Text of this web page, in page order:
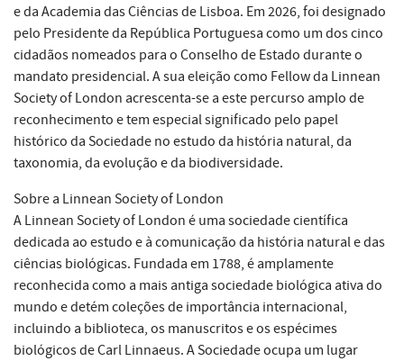
e da Academia das Ciências de Lisboa. Em 2026, foi designado
pelo Presidente da República Portuguesa como um dos cinco
cidadãos nomeados para o Conselho de Estado durante o
mandato presidencial. A sua eleição como Fellow da Linnean
Society of London acrescenta-se a este percurso amplo de
reconhecimento e tem especial significado pelo papel
histórico da Sociedade no estudo da história natural, da
taxonomia, da evolução e da biodiversidade.
Sobre a Linnean Society of London
A Linnean Society of London é uma sociedade científica
dedicada ao estudo e à comunicação da história natural e das
ciências biológicas. Fundada em 1788, é amplamente
reconhecida como a mais antiga sociedade biológica ativa do
mundo e detém coleções de importância internacional,
incluindo a biblioteca, os manuscritos e os espécimes
biológicos de Carl Linnaeus. A Sociedade ocupa um lugar